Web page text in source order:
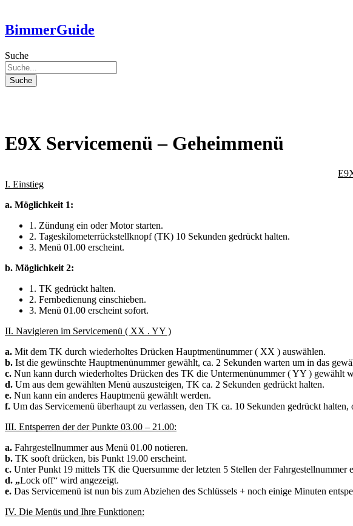
BimmerGuide
Suche
Suche
E9X Servicemenü – Geheimmenü
I. Einstieg
a. Möglichkeit 1:
1. Zündung ein oder Motor starten.
2. Tageskilometerrückstellknopf (TK) 10 Sekunden gedrückt halten.
3. Menü 01.00 erscheint.
b. Möglichkeit 2:
1. TK gedrückt halten.
2. Fernbedienung einschieben.
3. Menü 01.00 erscheint sofort.
II. Navigieren im Servicemenü ( XX . YY )
a. Mit dem TK durch wiederholtes Drücken Hauptmenünummer ( XX ) auswählen.
b. Ist die gewünschte Hauptmenünummer gewählt, ca. 2 Sekunden warten um in das
c. Nun kann durch wiederholtes Drücken des TK die Untermenünummer ( YY ) gewählt
d. Um aus dem gewählten Menü auszusteigen, TK ca. 2 Sekunden gedrückt halten.
e. Nun kann ein anderes Hauptmenü gewählt werden.
f. Um das Servicemenü überhaupt zu verlassen, den TK ca. 10 Sekunden gedrückt halten,
III. Entsperren der der Punkte 03.00 – 21.00:
a. Fahrgestellnummer aus Menü 01.00 notieren.
b. TK sooft drücken, bis Punkt 19.00 erscheint.
c. Unter Punkt 19 mittels TK die Quersumme der letzten 5 Stellen der
d. „Lock off“ wird angezeigt.
e. Das Servicemenü ist nun bis zum Abziehen des Schlüssels + noch einige Minuten
IV. Die Menüs und Ihre Funktionen: